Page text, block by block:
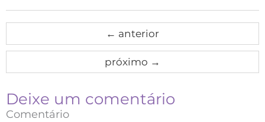
← anterior
próximo →
Deixe um comentário
Comentário